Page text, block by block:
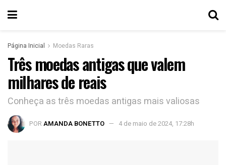
Página Inicial Moedas Raras
Três moedas antigas que valem
milhares de reais
Conheça as três moedas antigas mais valiosas
POR AMANDA BONETTO 4 de maio de 2024, 17:28h